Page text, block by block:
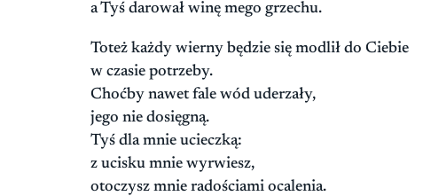
a Tyś darował winę mego grzechu.
Toteż każdy wierny będzie się modlił do Ciebie
w czasie potrzeby.
Choćby nawet fale wód uderzały,
jego nie dosięgną.
Tyś dla mnie ucieczką:
z ucisku mnie wyrwiesz,
otoczysz mnie radościami ocalenia.